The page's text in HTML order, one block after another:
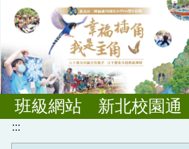
跳
到
要
內
容
區班級網站 新北校園通
:::